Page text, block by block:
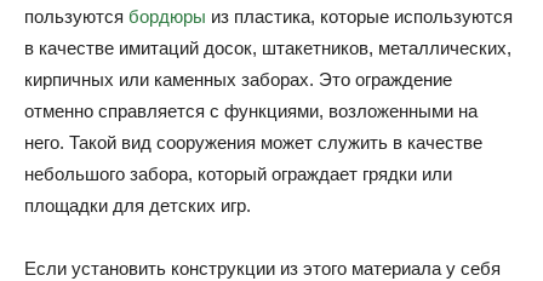
пользуются бордюры из пластика, которые используются
в качестве имитаций досок, штакетников, металлических,
кирпичных или каменных заборах. Это ограждение
отменно справляется с функциями, возложенными на
него. Такой вид сооружения может служить в качестве
небольшого забора, который ограждает грядки или
площадки для детских игр.
Если установить конструкции из этого материала у себя